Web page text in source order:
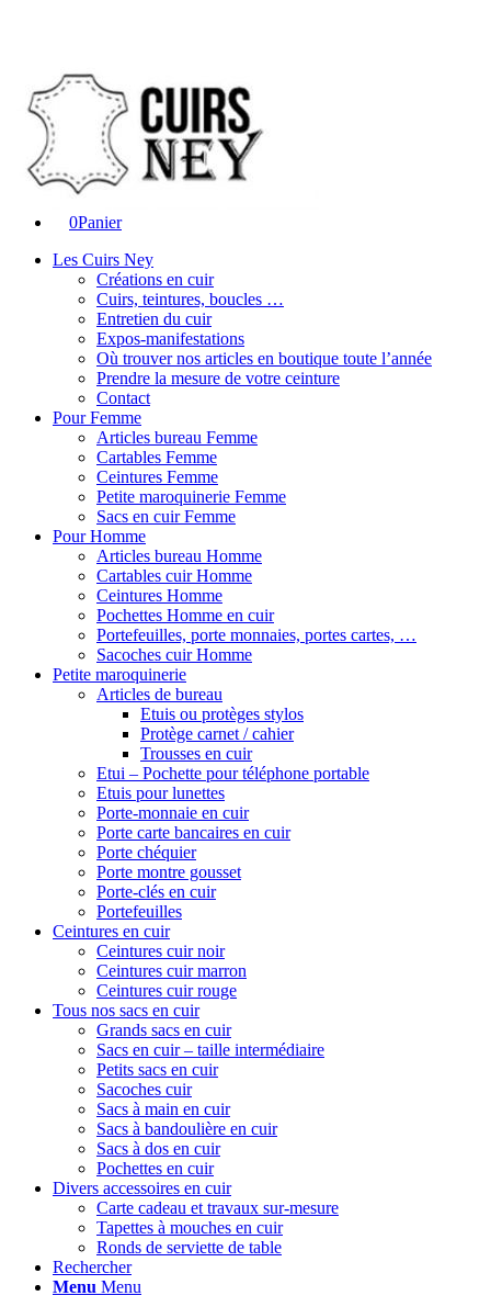
0Panier
Les Cuirs Ney
Créations en cuir
Cuirs, teintures, boucles …
Entretien du cuir
Expos-manifestations
Où trouver nos articles en boutique toute l’année
Prendre la mesure de votre ceinture
Contact
Pour Femme
Articles bureau Femme
Cartables Femme
Ceintures Femme
Petite maroquinerie Femme
Sacs en cuir Femme
Pour Homme
Articles bureau Homme
Cartables cuir Homme
Ceintures Homme
Pochettes Homme en cuir
Portefeuilles, porte monnaies, portes cartes, …
Sacoches cuir Homme
Petite maroquinerie
Articles de bureau
Etuis ou protèges stylos
Protège carnet / cahier
Trousses en cuir
Etui – Pochette pour téléphone portable
Etuis pour lunettes
Porte-monnaie en cuir
Porte carte bancaires en cuir
Porte chéquier
Porte montre gousset
Porte-clés en cuir
Portefeuilles
Ceintures en cuir
Ceintures cuir noir
Ceintures cuir marron
Ceintures cuir rouge
Tous nos sacs en cuir
Grands sacs en cuir
Sacs en cuir – taille intermédiaire
Petits sacs en cuir
Sacoches cuir
Sacs à main en cuir
Sacs à bandoulière en cuir
Sacs à dos en cuir
Pochettes en cuir
Divers accessoires en cuir
Carte cadeau et travaux sur-mesure
Tapettes à mouches en cuir
Ronds de serviette de table
Rechercher
Menu Menu